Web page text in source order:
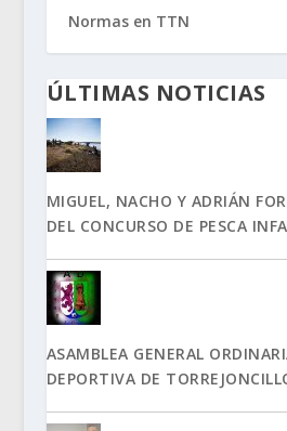
Normas en TTN
ÚLTIMAS NOTICIAS
MIGUEL, NACHO Y ADRIÁN
DEL CONCURSO DE PESCA
ASAMBLEA GENERAL
DEPORTIVA DE